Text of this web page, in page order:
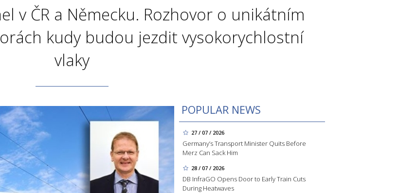
v ČR a Německu. Rozhovor o unikátním
kudy budou jezdit vysokorychlostní
vlaky
POPULAR NEWS
27 / 07 / 2026
Germany’s Transport Minister Quits Before
Merz Can Sack Him
28 / 07 / 2026
DB InfraGO Opens Door to Early Train Cuts
During Heatwaves